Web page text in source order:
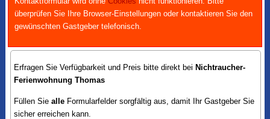
überprüfen Sie Ihre Browser-Einstellungen oder kontaktieren Sie den
gewünschten Gastgeber telefonisch.
Erfragen Sie Verfügbarkeit und Preis bitte direkt bei Nichtraucher-
Ferienwohnung Thomas
Füllen Sie alleFormularfelder sorgfältig aus, damit Ihr Gastgeber Sie
sicher erreichen kann.